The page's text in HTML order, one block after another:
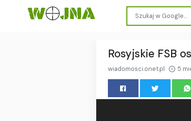
Rosyjskie FSB
wiadomosci.onet.pl 5